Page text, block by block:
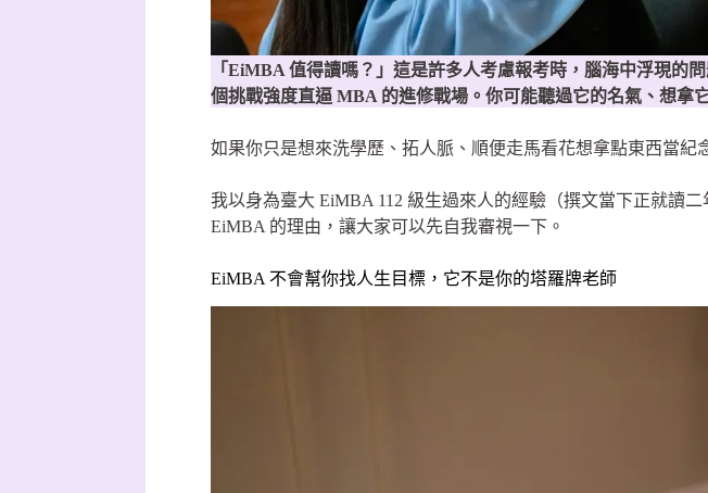
「EiMBA 值得讀嗎？」這是許多人考慮報考時，腦海中浮現
個挑戰強度直逼 MBA 的進修戰場。你可能聽過它的名氣、想拿
如果你只是想來洗學歷、拓人脈、順便走馬看花想拿點東西當紀
我以身為臺大 EiMBA 112 級生過來人的經驗（撰文當下正就讀
EiMBA 的理由，讓大家可以先自我審視一下。
EiMBA 不會幫你找人生目標，它不是你的塔羅牌老師